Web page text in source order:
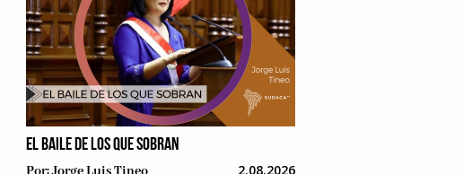
EL BAILE DE LOS QUE SOBRAN
2.08.2026